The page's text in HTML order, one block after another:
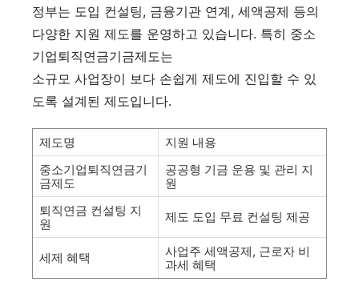
정부는 도입 컨설팅, 금융기관 연계, 세액공제 등의
다양한 지원 제도를 운영하고 있습니다. 특히 중소
기업퇴직연금기금제도는
소규모 사업장이 보다 손쉽게 제도에 진입할 수 있
도록 설계된 제도입니다.
제도명
지원 내용
중소기업퇴직연금기
금제도
공공형 기금 운용 및 관리 지
원
퇴직연금 컨설팅 지
원
제도 도입 무료 컨설팅 제공
세제 혜택
사업주 세액공제, 근로자 비
과세 혜택